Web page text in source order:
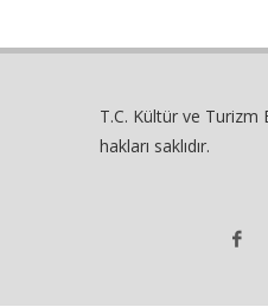
T.C. Kültür ve Turizm
hakları saklıdır.